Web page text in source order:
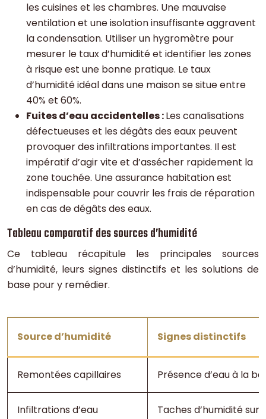
les cuisines et les chambres. Une mauvaise
ventilation et une isolation insuffisante aggravent
la condensation. Utiliser un hygromètre pour
mesurer le taux d’humidité et identifier les zones
à risque est une bonne pratique. Le taux
d’humidité idéal dans une maison se situe entre
40% et 60%.
Fuites d’eau accidentelles :Les canalisations
défectueuses et les dégâts des eaux peuvent
provoquer des infiltrations importantes. Il est
impératif d’agir vite et d’assécher rapidement la
zone touchée. Une assurance habitation est
indispensable pour couvrir les frais de réparation
en cas de dégâts des eaux.
Tableau comparatif des sources d’humidité
Ce tableau récapitule les principales sources
d’humidité, leurs signes distinctifs et les solutions de
base pour y remédier.
Source d’humidité Signes distinctifs
Remontées capillaires Présence d’eau à la
Infiltrations d’eau Taches d’humidité